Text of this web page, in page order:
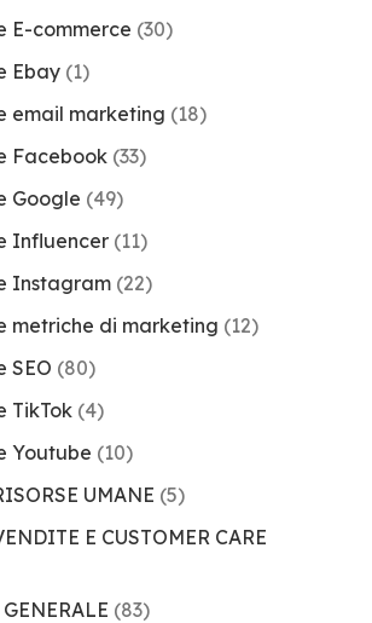
E-commerce (30)
Ebay(1)
email marketing (18)
Facebook(33)
Google (49)
Influencer(11)
Instagram(22)
metriche di marketing (12)
SEO (80)
TikTok(4)
Youtube (10)
UMANE (5)
E CUSTOMER CARE
(83)